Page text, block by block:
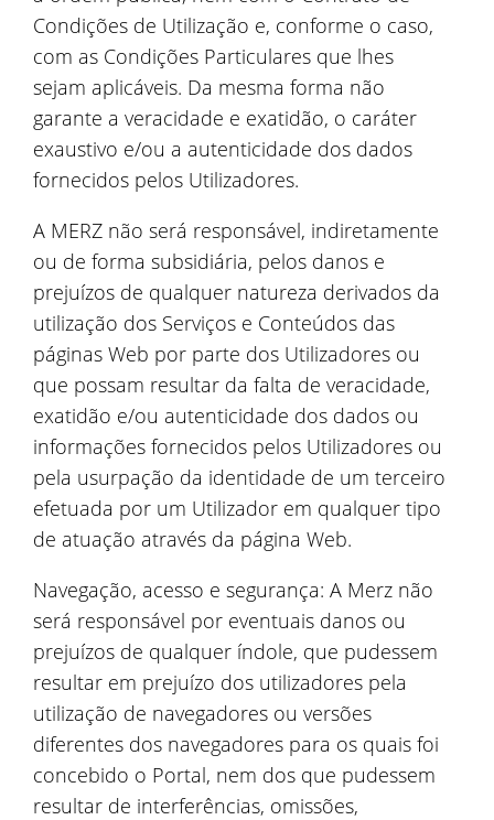
Condições de Utilização e, conforme o caso,
com as Condições Particulares que lhes
sejam aplicáveis. Da mesma forma não
garante a veracidade e exatidão, o caráter
exaustivo e/ou a autenticidade dos dados
fornecidos pelos Utilizadores.
A MERZ não será responsável, indiretamente
ou de forma subsidiária, pelos danos e
prejuízos de qualquer natureza derivados da
utilização dos Serviços e Conteúdos das
páginas Web por parte dos Utilizadores ou
que possam resultar da falta de veracidade,
exatidão e/ou autenticidade dos dados ou
informações fornecidos pelos Utilizadores ou
pela usurpação da identidade de um terceiro
efetuada por um Utilizador em qualquer tipo
de atuação através da página Web.
Navegação, acesso e segurança: A Merz não
será responsável por eventuais danos ou
prejuízos de qualquer índole, que pudessem
resultar em prejuízo dos utilizadores pela
utilização de navegadores ou versões
diferentes dos navegadores para os quais foi
concebido o Portal, nem dos que pudessem
resultar de interferências, omissões,